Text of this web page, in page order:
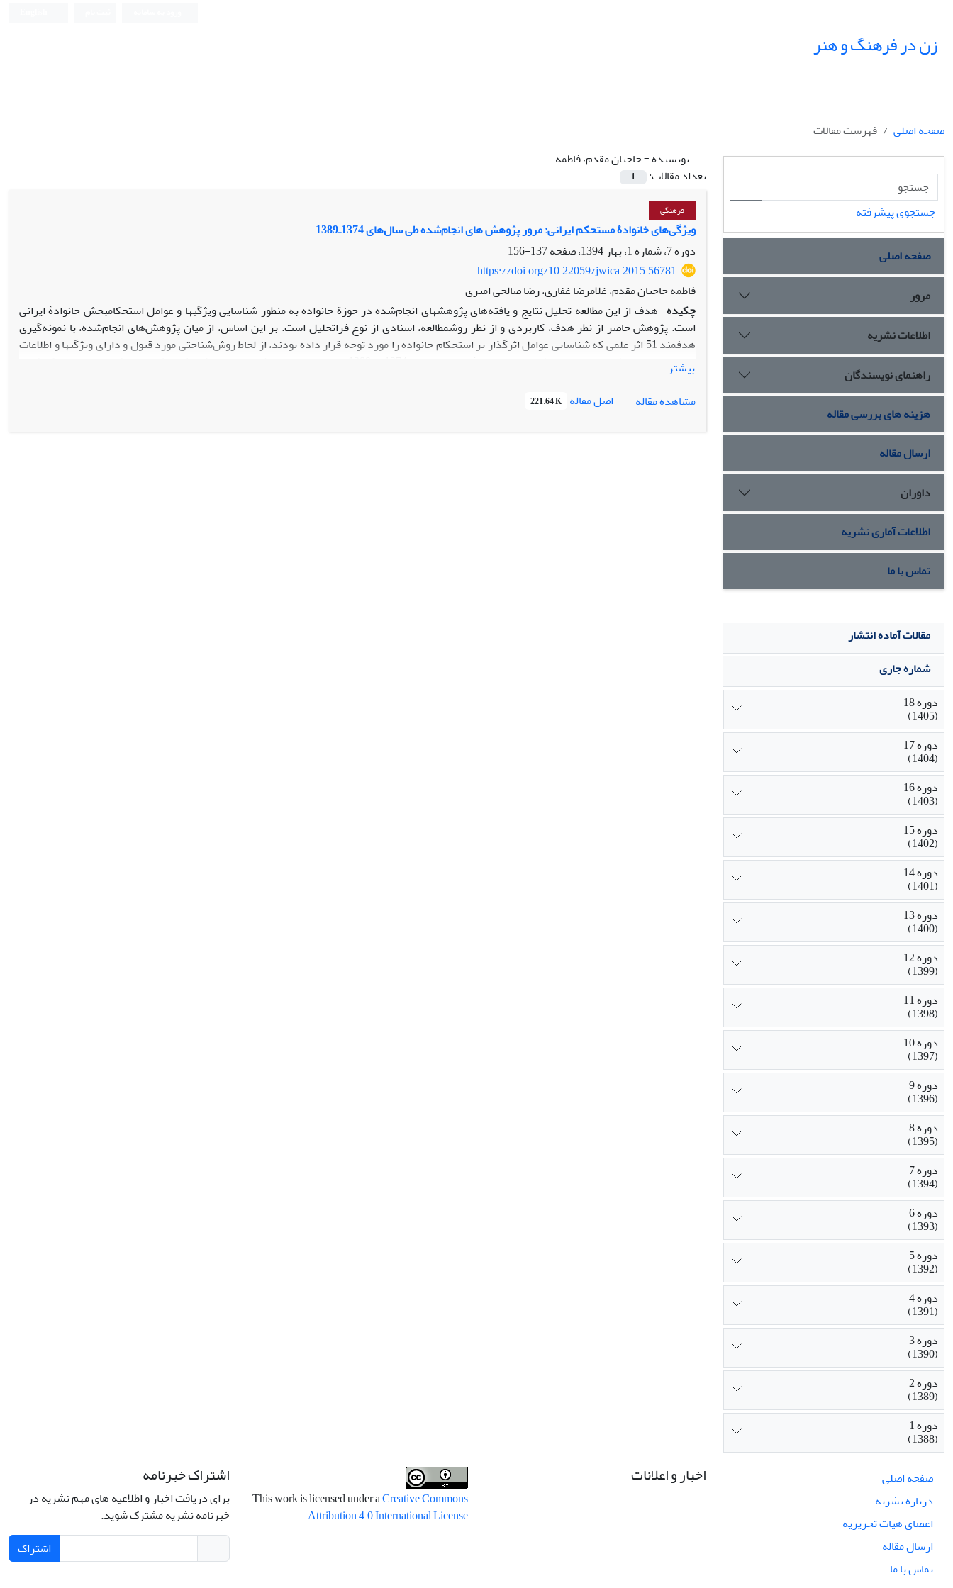
زن در فرهنگ و هنر
صفحه اصلی
فهرست مقالات
نویسنده =حاجیان مقدم، فاطمه
تعداد مقالات:
1
فرهنگی
ویژگی‌های خانوادۀ مستحکم ایرانی: مرور پژوهش ‏های انجام‌شده طی سال‌های 1374ـ1389
دوره 7، شماره 1، بهار 1394، صفحه
137-156
https://doi.org/10.22059/jwica.2015.56781
فاطمه حاجیان مقدم، غلامرضا غفاری، رضا صالحی امیری
چکیده هدف از این مطالعه تحلیل نتایج و یافته‌های پژوهش‏های انجام‌شده در حوزة خانواده به منظور شناسایی ویژگی‏ها و عوامل استحکام‏بخش خانوادۀ ایرانی
است. پژوهش حاضر از نظر هدف، کاربردی و از نظر روشمطالعه، اسنادی از نوع فراتحلیل است. بر این اساس، از میان پژوهش‌های انجام‌شده، با نمونه‌گیری
هدفمند 51 اثر علمی که شناسایی عوامل اثرگذار بر استحکام خانواده را مورد توجه قرار داده بودند، از لحاظ روش‌شناختی مورد قبول و دارای ویژگی‏ها و اطلاعات
عقاید و ارزش‏های اخلاقی، تعاملات مثبت خانوادگی، سلامت جسمی و روحی، شیوۀ ادارۀ زندگی خانوادگی، رشد فردی، محیط فرهنگی اجتماعی و سیاسی جامعه، رفاه
خانواده (تأمین نیازهای اساسی)، خدمات عمومی و ملاحظات بهداشتی جامعه.
بیشتر
مشاهده مقاله
اصل مقاله 221.64 K
جستجوی پیشرفته
صفحه اصلی
مرور
اطلاعات نشریه
راهنمای نویسندگان
هزینه های بررسی مقاله
ارسال مقاله
داوران
اطلاعات آماری نشریه
تماس با ما
مقالات آماده انتشار
شماره جاری
دوره 18
(1405)
دوره 17
(1404)
دوره 16
(1403)
دوره 15
(1402)
دوره 14
(1401)
دوره 13
(1400)
دوره 12
(1399)
دوره 11
(1398)
دوره 10
(1397)
دوره 9
(1396)
دوره 8
(1395)
دوره 7
(1394)
دوره 6
(1393)
دوره 5
(1392)
دوره 4
(1391)
دوره 3
(1390)
دوره 2
(1389)
دوره 1
(1388)
صفحه اصلی
درباره نشریه
اعضای هیات تحریریه
ارسال مقاله
تماس با ما
اخبار و اعلانات
This work is licensed under aCreative Commons
Attribution 4.0 International License
.
اشتراک خبرنامه
برای دریافت اخبار و اطلاعیه های مهم نشریه در
خبرنامه نشریه مشترک شوید.
اشتراک